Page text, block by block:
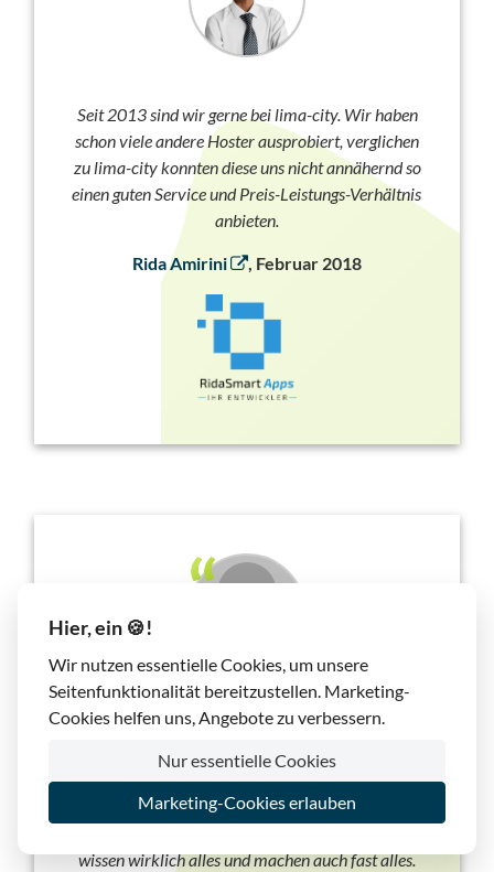
Seit 2013 sind wir gerne bei lima-city. Wir haben
schon viele andere Hoster ausprobiert, verglichen
zu lima-city konnten diese uns nicht annähernd so
einen guten Service und Preis-Leistungs-Verhältnis
anbieten.
Rida Amirini , Februar 2018
Hast du deine Webseite gecrashed oder wurde sie
gehakt, stehst hilflos vor dem Nichts und dem
Glauben „das wars“…! Hier nicht!! Der Support von
Lima-City ist einmalig. Schnell: oft sogar (in Bezug
wissen wirklich alles und machen auch fast alles.
Hier, ein 🍪!
Wir nutzen essentielle Cookies, um unsere
Seitenfunktionalität bereitzustellen. Marketing-
Cookies helfen uns, Angebote zu verbessern.
Nur essentielle Cookies
Marketing-Cookies erlauben